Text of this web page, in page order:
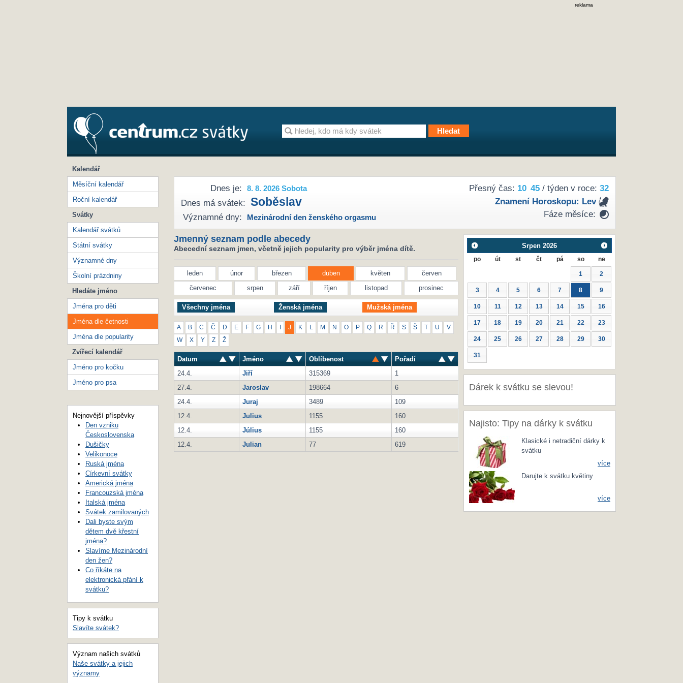
reklama
Přesný čas: 10 45/ týden v roce: 32
Znamení Horoskopu: Lev
Fáze měsíce:
Dnes je: 8. 8. 2026 Sobota
Dnes má svátek: Soběslav
Významné dny: Mezinárodní den ženského orgasmu
Jmenný seznam podle abecedy
Abecední seznam jmen, včetně jejich popularity pro výběr jména dítě.
leden únor březen duben květen
červen
červenec
srpen září říjen listopad prosinec
Všechny jména Ženská jména Mužská jména
A B C Č D E F G H J K M N O P Q R Ř S Š T U V
W X Y Z Ž
Datum Jméno Oblíbenost
Pořadí
24.4.
Jiří 315369
1
27.4.
Jaroslav 198664
6
24.4.
Juraj 3489
109
12.4.
Julius 1155
160
12.4.
Július 1155
160
12.4.
Julian 77 619
Srpen 2026
po út st čt pá so ne
1 2
3 4 5 6 7 8 9
10 11 12 13 14 15 16
17 18 19 20 21 22 23
24 25 26 27 28 29 30
31
Dárek k svátku se slevou!
Najisto: Tipy na dárky k svátku
Klasické i netradiční dárky k
svátku
více
Darujte k svátku květiny
více
Kalendář
Měsíční kalendář
Roční kalendář
Svátky
Kalendář svátků
Státní svátky
Významné dny
Školní prázdniny
Hledáte jméno
Jména pro děti
Jména dle četnosti
Jména dle popularity
Zvířecí kalendář
Jméno pro kočku
Jméno pro psa
Nejnovější příspěvky
Den vzniku
Československa
Dušičky
Velikonoce
Ruská jména
Církevní svátky
Americká jména
Francouzská jména
Italská jména
Svátek zamilovaných
Dali byste svým
dětem dvě křestní
jména?
Slavíme Mezinárodní
den žen?
Co říkáte na
elektronická přání k
svátku?
Tipy k svátku
Slavíte svátek?
Význam našich svátků
Naše svátky a jejich
významy